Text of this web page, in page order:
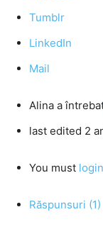
Tumblr
LinkedIn
Mail
Alina a
last edited 2
You must login
Răspunsuri (1)